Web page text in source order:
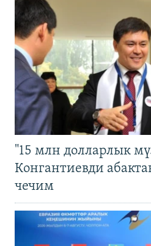
"15 млн долларлык
Конгантиевди
чечим